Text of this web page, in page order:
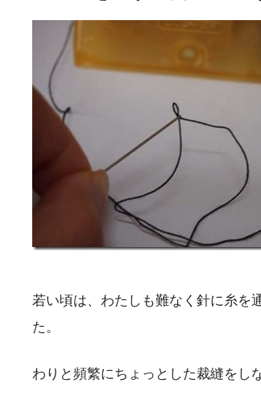
若い頃は、わたしも難なく針に糸を
た。
わりと頻繁にちょっとした裁縫をし